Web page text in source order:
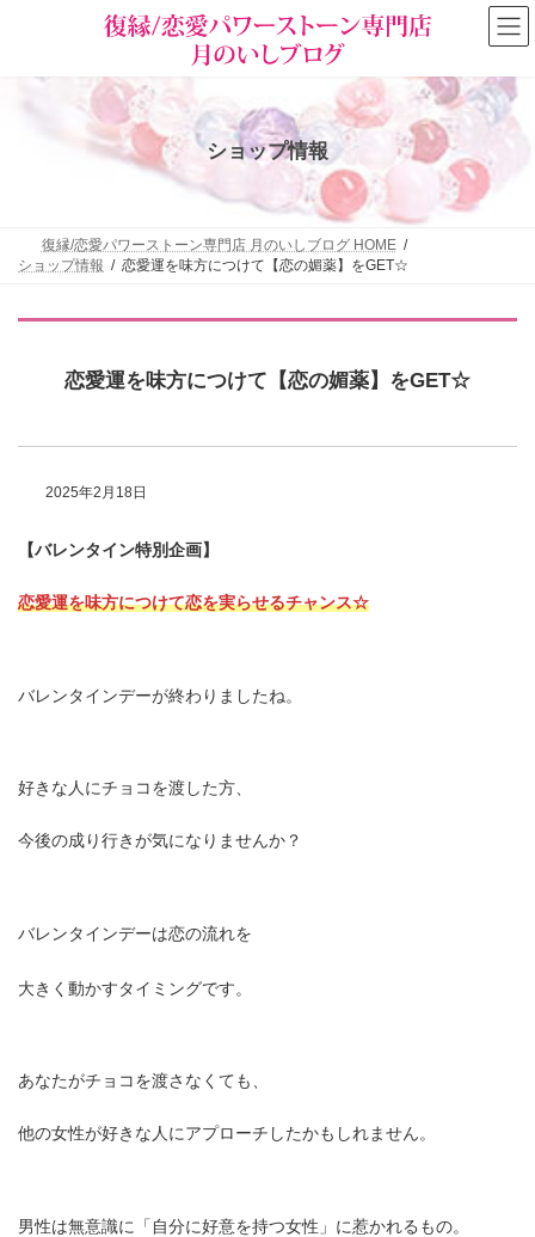
ショップ情報
復縁/恋愛パワーストーン専門店 月のいしブログ HOME
ショップ情報
恋愛運を味方につけて【恋の媚薬】をGET☆
恋愛運を味方につけて【恋の媚薬】をGET☆
2025年2月18日
【バレンタイン特別企画】
恋愛運を味方につけて恋を実らせるチャンス☆
バレンタインデーが終わりましたね。
好きな人にチョコを渡した方、
今後の成り行きが気になりませんか？
バレンタインデーは恋の流れを
大きく動かすタイミングです。
あなたがチョコを渡さなくても、
他の女性が好きな人にアプローチしたかもしれません。
男性は無意識に「自分に好意を持つ女性」に惹かれるもの。